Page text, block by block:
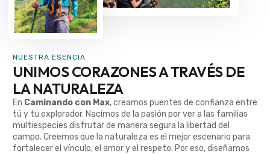
NUESTRA ESENCIA
UNIMOS CORAZONES A TRAVÉS DE
LA NATURALEZA
En Caminando con Max, creamos puentes de confianza entre
tú y tu explorador. Nacimos de la pasión por ver a las familias
multiespecies disfrutar de manera segura la libertad del
campo. Creemos que la naturaleza es el mejor escenario para
fortalecer el vínculo, el amor y el respeto. Por eso, diseñamos